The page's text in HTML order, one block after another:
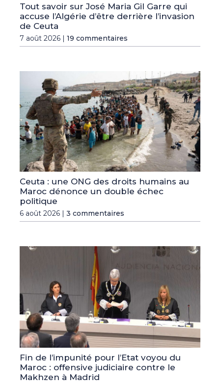
Tout savoir sur José Maria Gil Garre qui
accuse l’Algérie d’être derrière l’invasion
de Ceuta
7 août 2026 | 19 commentaires
Ceuta : une ONG des droits humains au
Maroc dénonce un double échec
politique
6 août 2026 | 3 commentaires
Fin de l’impunité pour l’Etat voyou du
Maroc : offensive judiciaire contre le
Makhzen à Madrid